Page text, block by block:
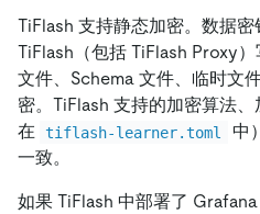
TiFlash 支持静态加密。数据密
TiFlash（包括 TiFlash Proxy
文件、Schema 文件、临时文
密。TiFlash 支持的加密算法
在
tiflash-learner.toml
中
一致。
如果 TiFlash 中部署了